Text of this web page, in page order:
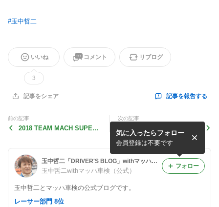
#玉中哲二
いいね
3
コメント リブログ
記事をシェア 記事を報告する
前の記事
2018 TEAM MACH SUPER
次の記事
今、ニュースな、マッハ車
検‼️
玉中哲二「DRIVER'S BLOG」withマッハ車検
玉中哲二withマッハ車検（公式）
玉中哲二とマッハ車検の公式ブログです。
気に入ったらフォロー
会員登録は不要です
フォロー
レーサー部門 8位